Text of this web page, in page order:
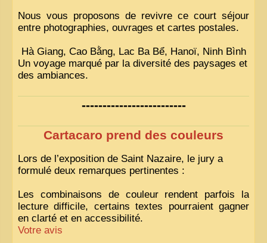
Nous vous proposons de revivre ce court séjour
entre photographies, ouvrages et cartes postales.
Hà Giang, Cao Bằng, Lac Ba Bể, Hanoï, Ninh Bình
Un voyage marqué par la diversité des paysages et
des ambiances.
-------------------------
Cartacaro prend des couleurs
Lors de l’exposition de Saint Nazaire, le jury a
formulé deux remarques pertinentes :
Les combinaisons de couleur rendent parfois la
lecture difficile, certains textes pourraient gagner
en clarté et en accessibilité.
Votre avis